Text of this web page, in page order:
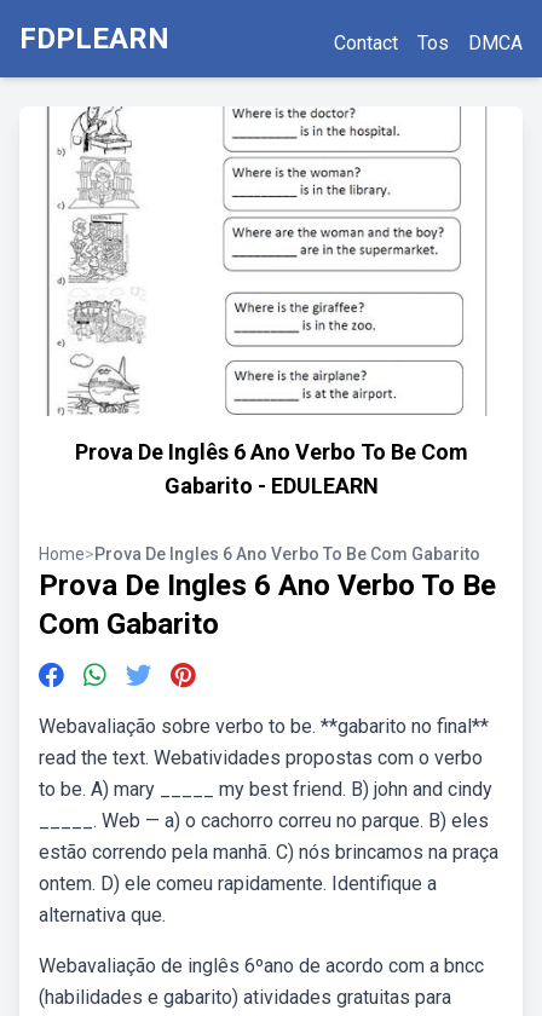
FDPLEARN Contact Tos DMCA
Prova De Inglês 6 Ano Verbo To Be Com
Gabarito - EDULEARN
Home>Prova De Ingles 6 Ano Verbo To Be Com Gabarito
Prova De Ingles 6 Ano Verbo To Be
Com Gabarito
Webavaliação sobre verbo to be. **gabarito no final**
read the text. Webatividades propostas com o verbo
to be. A) mary _____ my best friend. B) john and cindy
_____. Web — a) o cachorro correu no parque. B) eles
estão correndo pela manhã. C) nós brincamos na praça
ontem. D) ele comeu rapidamente. Identifique a
alternativa que.
Webavaliação de inglês 6ºano de acordo com a bncc
(habilidades e gabarito) atividades gratuitas para